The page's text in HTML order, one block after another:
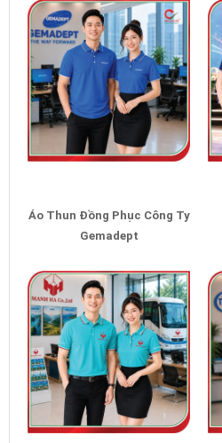
Áo Thun Đồng Phục Công Ty
Gemadept